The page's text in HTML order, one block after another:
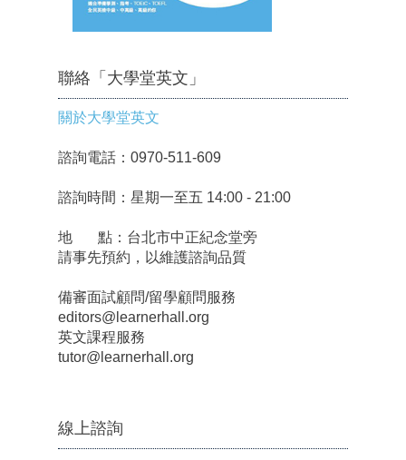
聯絡「大學堂英文」
關於大學堂英文
諮詢電話：0970-511-609
諮詢時間：星期一至五 14:00 - 21:00
地 點：台北市中正紀念堂旁
請事先預約，以維護諮詢品質
備審面試顧問/留學顧問服務
editors@learnerhall.org
英文課程服務
tutor@learnerhall.org
線上諮詢